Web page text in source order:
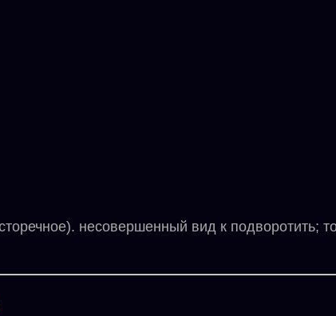
несовершенный вид к подворотить;